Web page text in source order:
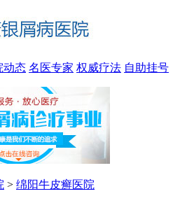
动态 名医专家 权威疗法 自助挂号
> 绵阳牛皮癣医院